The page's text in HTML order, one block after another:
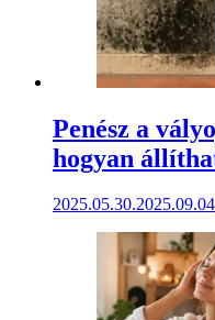
Penész a
hogyan
2025.05.30.